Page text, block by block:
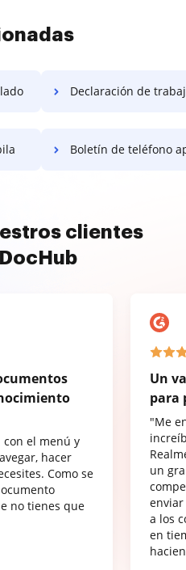
Declaración de trabajo de
Boletín de teléfono
clientes
el menú y
hacer
Como se
no tienes que
Un
para
"Me
un
a los
en